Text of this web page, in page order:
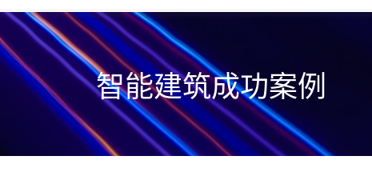
智能建筑系列
政府单位
学校
其它
智能建筑成功案例